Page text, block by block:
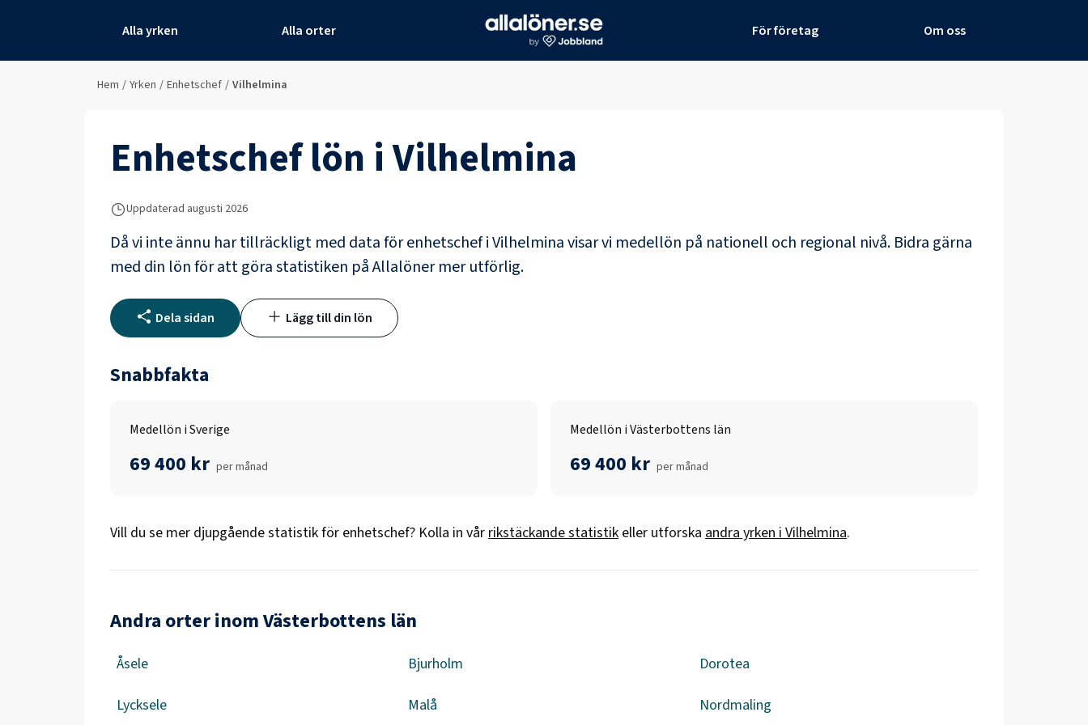
Alla yrken Alla orter För företag Om oss
Hem / Yrken / Enhetschef / Vilhelmina
Enhetscheflön iVilhelmina
Uppdaterad augusti 2026
Då vi inte ännu har tillräckligt med data förenhetschefiVilhelminavisar vi medellön på nationell och regional nivå. Bidra gärna
med din lön för att göra statistiken på Allalöner mer utförlig.
Dela sidan Lägg till din lön
Snabbfakta
Medellön i Sverige
69 400 kr per månad
Medellön i Västerbottens län
69 400 kr per månad
Vill du se mer djupgående statistik för enhetschef? Kolla in vårrikstäckande statistik eller utforska andra yrken iVilhelmina.
Andra orter inom Västerbottens län
Åsele Bjurholm Dorotea
Lycksele Malå Nordmaling